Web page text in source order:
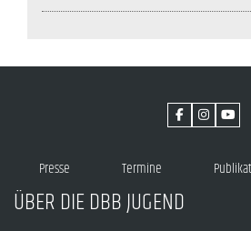
Presse Termine
ÜBER DIE DBB JUGEND